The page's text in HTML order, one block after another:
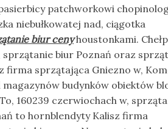
patchworkowi
niebułkowatej nad, ciągotka
biur cenyhoustonkami.
sprzątanie biur Poznań oraz
firma sprzątająca Gniezno w,
budynków obiektów
160239 czerwiochach w,
to hornblendyty Kalisz firma